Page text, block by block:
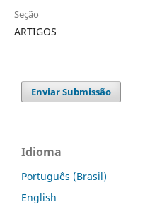
Seção
ARTIGOS
Enviar Submissão
Idioma
Português (Brasil)
English